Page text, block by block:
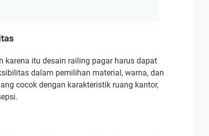
karena itu desain railing pagar harus dapat
dalam pemilihan material, warna, dan
cocok dengan karakteristik ruang kantor,